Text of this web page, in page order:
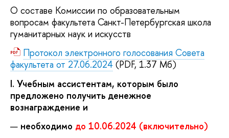
О составе Комиссии по образовательным
вопросам факультета Санкт-Петербургская школа
гуманитарных наук и искусств
Протокол электронного голосования Совета
факультета от 27.06.2024 (PDF, 1.37 Мб)
I. Учебным ассистентам, которым было
предложено получить денежное
вознаграждение и
необходимо до 10.06.2024 (включительно)